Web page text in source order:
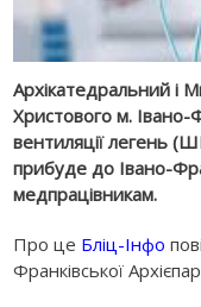
Архікатедральний і
Христового м. Івано-
вентиляції легень
прибуде до Івано-
медпрацівникам.
Про це Бліц-Інфо
Франківської